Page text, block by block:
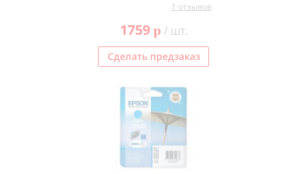
1 отзывов
1759 p/ шт.
Сделать предзаказ